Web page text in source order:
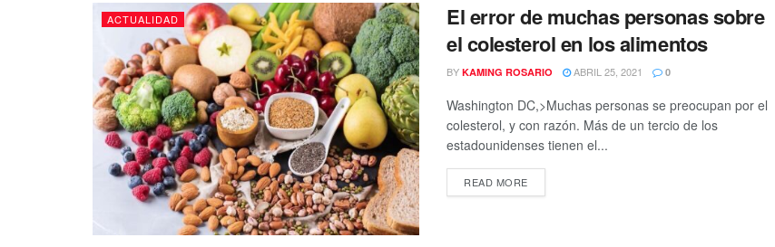
ACTUALIDAD
El error de muchas personas sobre
el colesterol en los alimentos
BY KAMING ROSARIO ABRIL 25, 2021 0
Washington DC,>Muchas personas se preocupan por el
colesterol, y con razón. Más de un tercio de los
estadounidenses tienen el...
READ MORE